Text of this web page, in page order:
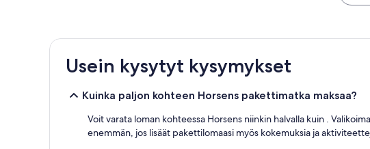
aikana
1
yölle
aikuiselle.
saatavuus
Usein kysytyt kysymykset
Kuinka paljon kohteen Horsens pakettimatka maksaa?
Voit varata loman kohteessa Horsens niinkin halvalla kuin .
enemmän, jos lisäät pakettilomaasi myös kokemuksia ja